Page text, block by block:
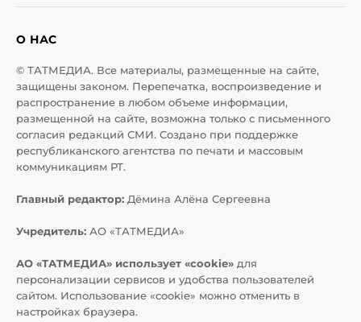
О НАС
© ТАТМЕДИА. Все материалы, размещенные на сайте,
защищены законом. Перепечатка, воспроизведение и
распространение в любом объеме информации,
размещенной на сайте, возможна только с письменного
согласия редакций СМИ. Создано при поддержке
республиканского агентства по печати и массовым
коммуникациям РТ.
Главный редактор: Дёмина Алёна Сергеевна
Учредитель: АО «ТАТМЕДИА»
АО «ТАТМЕДИА» использует «cookie» для
персонализации сервисов и удобства пользователей
сайтом. Использование «cookie» можно отменить в
настройках браузера.